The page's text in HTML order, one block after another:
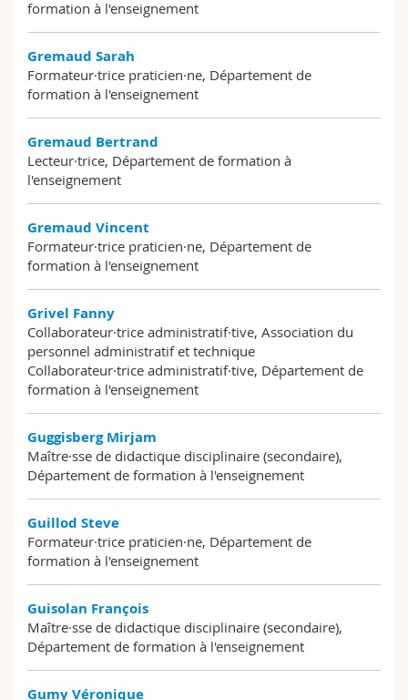
formation à l'enseignement
Gremaud Sarah
Formateur·trice praticien·ne, Département de
formation à l'enseignement
Gremaud Bertrand
Lecteur·trice, Département de formation à
l'enseignement
Gremaud Vincent
Formateur·trice praticien·ne, Département de
formation à l'enseignement
Grivel Fanny
Collaborateur·trice administratif·tive, Association du
personnel administratif et technique
Collaborateur·trice administratif·tive, Département de
formation à l'enseignement
Guggisberg Mirjam
Maître·sse de didactique disciplinaire (secondaire),
Département de formation à l'enseignement
Guillod Steve
Formateur·trice praticien·ne, Département de
formation à l'enseignement
Guisolan François
Maître·sse de didactique disciplinaire (secondaire),
Département de formation à l'enseignement
Gumy Véronique